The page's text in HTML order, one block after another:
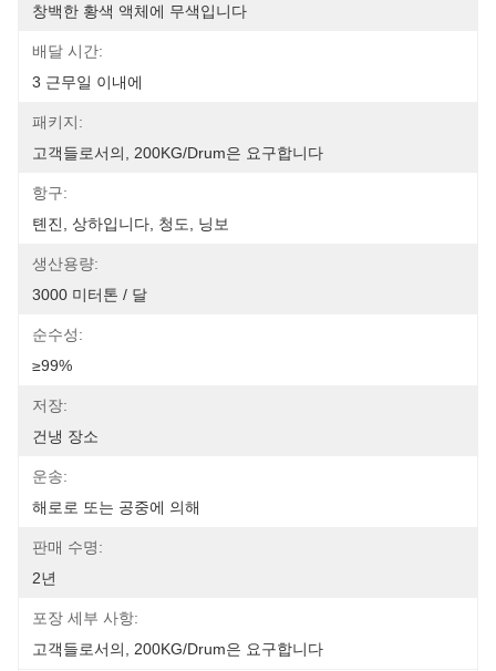
창백한 황색 액체에 무색입니다
배달 시간:
3 근무일 이내에
패키지:
고객들로서의, 200KG/Drum은 요구합니다
항구:
톈진, 상하입니다, 청도, 닝보
생산용량:
3000 미터톤 / 달
순수성:
≥99%
저장:
건냉 장소
운송:
해로로 또는 공중에 의해
판매 수명:
2년
포장 세부 사항:
고객들로서의, 200KG/Drum은 요구합니다